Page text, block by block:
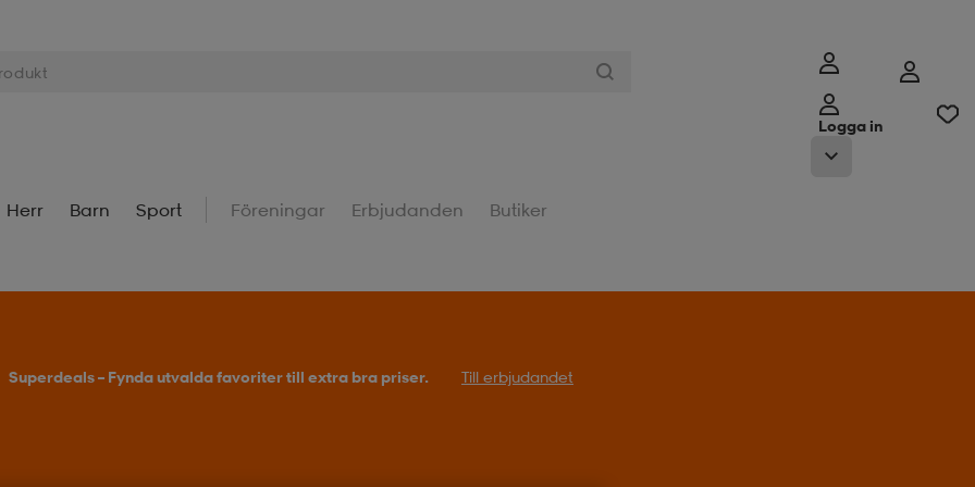
Logga in
Herr Barn Sport Föreningar Erbjudanden Butiker
Superdeals – Fynda utvalda favoriter till extra bra priser. Till erbjudandet